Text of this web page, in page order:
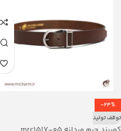
-24%
توقف تولید